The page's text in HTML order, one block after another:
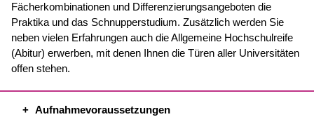
Fächerkombinationen und Differenzierungsangeboten die
Praktika und das Schnupperstudium. Zusätzlich werden Sie
neben vielen Erfahrungen auch die Allgemeine Hochschulreife
(Abitur) erwerben, mit denen Ihnen die Türen aller Universitäten
offen stehen.
Aufnahmevoraussetzungen